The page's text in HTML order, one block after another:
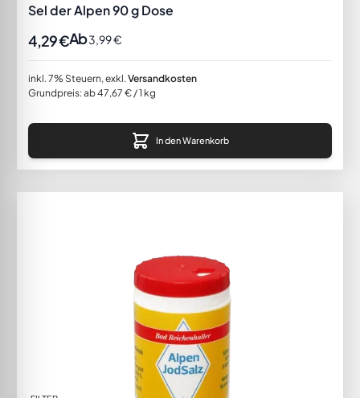
Sel der Alpen 90 g Dose
4,29 €Ab3,99 €
inkl. 7% Steuern,exkl.Versandkosten
Grundpreis: ab 47,67 € / 1 kg
In den Warenkorb